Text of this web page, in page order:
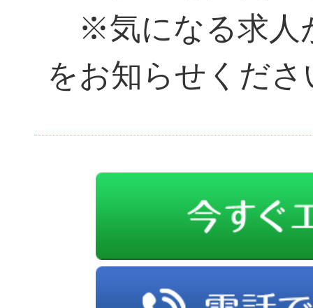
※気になる求人
をお知らせくださ